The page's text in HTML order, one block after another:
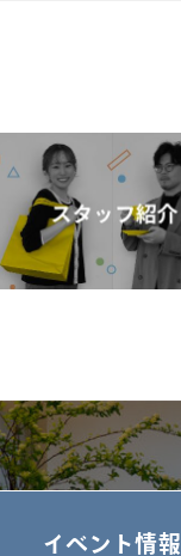
イベント情報